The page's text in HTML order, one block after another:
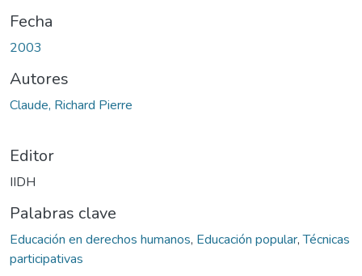
Fecha
2003
Autores
Claude, Richard Pierre
Editor
IIDH
Palabras clave
Educación en derechos humanos, Educación popular,Técnicas
participativas